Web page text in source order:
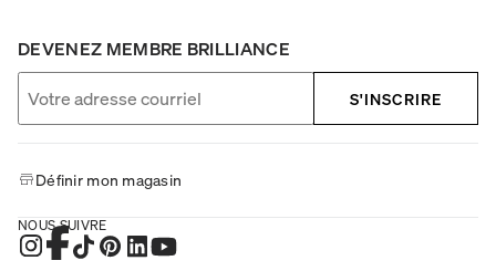
DEVENEZ MEMBRE BRILLIANCE
S'INSCRIRE
Définir mon magasin
NOUS SUIVRE